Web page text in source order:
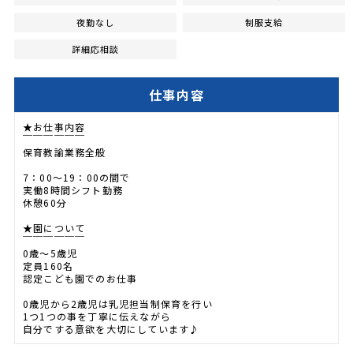
夜勤なし 制服支給
詳細応相談
仕事内容
★お仕事内容
￣￣￣￣￣￣
保育教諭業務全般
7：00～19：00の間で
実働8時間シフト勤務
休憩60分
★園について
￣￣￣￣￣￣
0歳～5歳児
定員160名
認定こども園でのお仕事
0歳児から2歳児は乳児担当制保育を行い
1つ1つの事を丁寧に伝えながら
自分でする意欲を大切にしています♪